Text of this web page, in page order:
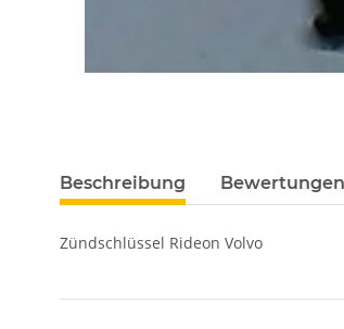
Beschreibung Bewertungen
Zündschlüssel Rideon Volvo